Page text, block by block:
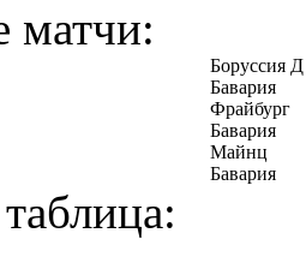
матчи:
Боруссия Д
Бавария
Фрайбург
Бавария
Майнц
Бавария